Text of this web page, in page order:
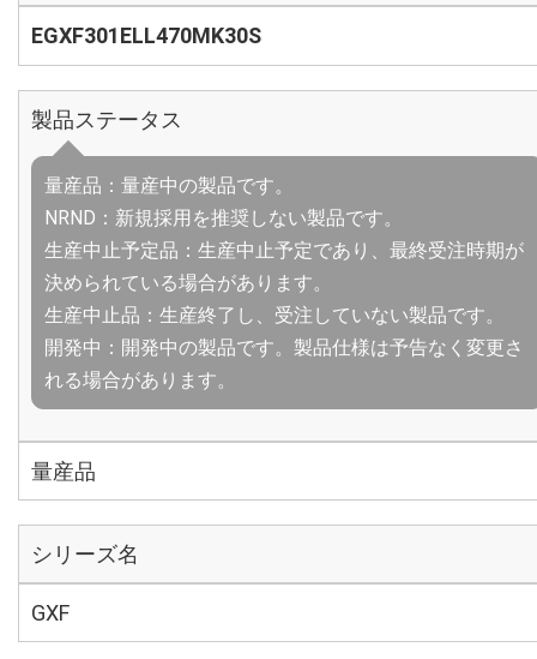
EGXF301ELL470MK30S
製品ステータス
量産品：量産中の製品です。
NRND：新規採用を推奨しない製品です。
生産中止予定品：生産中止予定であり、最終受注時期が
決められている場合があります。
生産中止品：生産終了し、受注していない製品です。
開発中：開発中の製品です。製品仕様は予告なく変更さ
れる場合があります。
量産品
シリーズ名
GXF